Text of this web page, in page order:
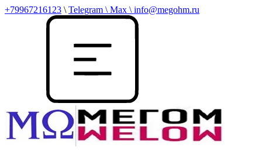
+79967216123 \ Telegram \ Max \ info@megohm.ru